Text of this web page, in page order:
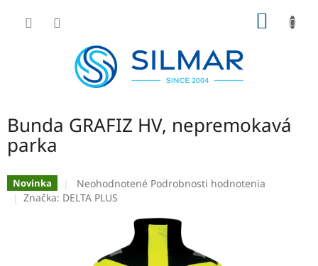
Bunda GRAFIZ HV, nepremokavá
parka
Novinka
Priemerné
hodnotenie
Neohodnotené Podrobnosti hodnotenia
Značka: DELTA PLUS